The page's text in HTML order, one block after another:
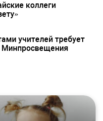
коллеги
учителей требует
Минпросвещения